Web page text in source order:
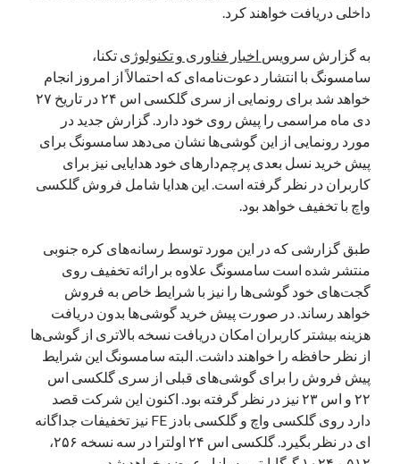
آخرین دیدگاه‌ها
یک نویسنده دیدگاه وردپرس درتعمیرات تخصصی فیس آیدی
بایگانی‌ها
مارس 2026
فوریه 2026
دسامبر 2025
نوامبر 2025
آگوست 2025
جولای 2025
ژوئن 2025
می 2025
آوریل 2025
مارس 2025
فوریه 2025
ژانویه 2025
داخلی دریافت خواهند کرد.
به گزارش سرویس اخبار فناوری و تکنولوژی تکنا،
سامسونگ با انتشار دعوت‌نامه‌ای که احتمالاً از امروز انجام
خواهد شد برای رونمایی از سری گلکسی اس ۲۴ در تاریخ ۲۷
دی ماه مراسمی را پیش روی خود دارد. گزارش جدید در
مورد رونمایی از این گوشی‌ها نشان می‌دهد سامسونگ برای
پیش خرید نسل بعدی پرچم‌دارهای خود هدایایی نیز برای
کاربران در نظر گرفته است. این هدایا شامل فروش گلکسی
واچ با تخفیف خواهد بود.
طبق گزارشی که در این مورد توسط رسانه‌های کره جنوبی
منتشر شده است سامسونگ علاوه بر ارائه تخفیف روی
گجت‌های خود گوشی‌ها را نیز با شرایط خاص به فروش
خواهد رساند. در صورت پیش خرید گوشی‌ها بدون دریافت
هزینه بیشتر کاربران امکان دریافت نسخه بالاتری از گوشی‌ها
از نظر حافظه را خواهند داشت. البته سامسونگ این شرایط
پیش فروش را برای گوشی‌های قبلی از سری گلکسی اس
۲۲ و اس ۲۳ نیز در نظر گرفته بود. اکنون این شرکت قصد
دارد روی گلکسی واچ و گلکسی بادز FE نیز تخفیفات جداگانه
ای در نظر بگیرد. گلکسی اس ۲۴ اولترا در سه نسخه ۲۵۶،